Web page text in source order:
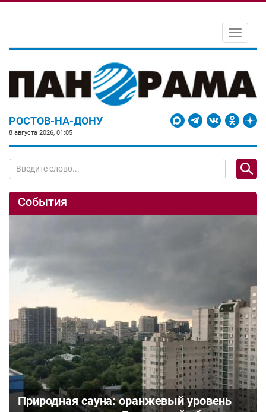
Toggle
РОСТОВ-НА-ДОНУ
8 августа 2026, 01:05
События
Природная сауна: оранжевый уровень